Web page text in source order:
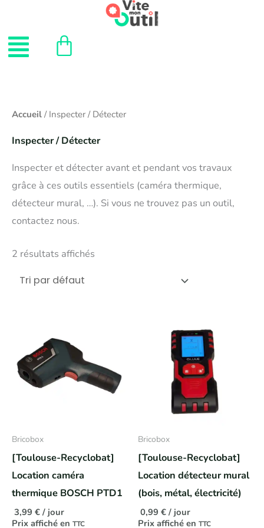
contenu
Menu
Accueil / Inspecter / Détecter
Inspecter / Détecter
Inspecter et détecter avant et pendant vos travaux
grâce à ces outils essentiels (caméra thermique,
détecteur mural, …). Si vous ne trouvez pas un outil,
contactez nous.
2 résultats affichés
Bricobox
[Toulouse-Recyclobat]
Location caméra
thermique BOSCH PTD1
3,99 € / jour
Prix affiché en TTC
Bricobox
[Toulouse-Recyclobat]
Location détecteur mural
(bois, métal, électricité)
0,99 € / jour
Prix affiché en TTC